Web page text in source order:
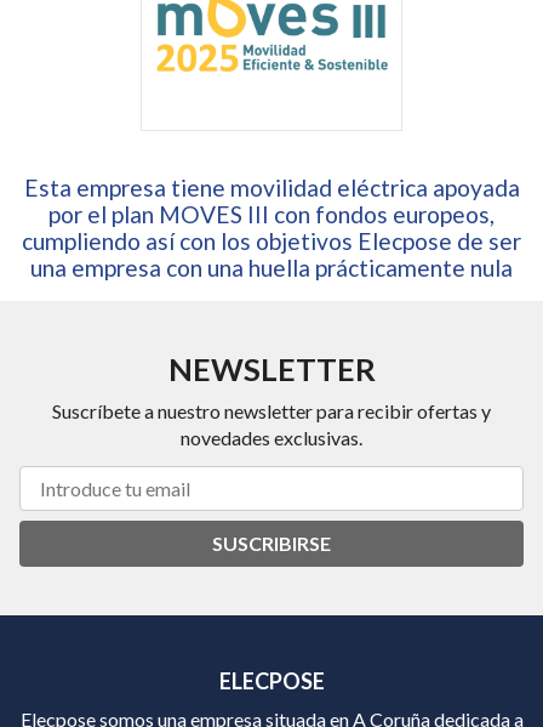
Esta empresa tiene movilidad eléctrica apoyada
por el plan MOVES III con fondos europeos,
cumpliendo así con los objetivos Elecpose de ser
una empresa con una huella prácticamente nula
NEWSLETTER
Suscríbete a nuestro newsletter para recibir ofertas y
novedades exclusivas.
SUSCRIBIRSE
ELECPOSE
Elecpose somos una empresa situada en A Coruña dedicada a